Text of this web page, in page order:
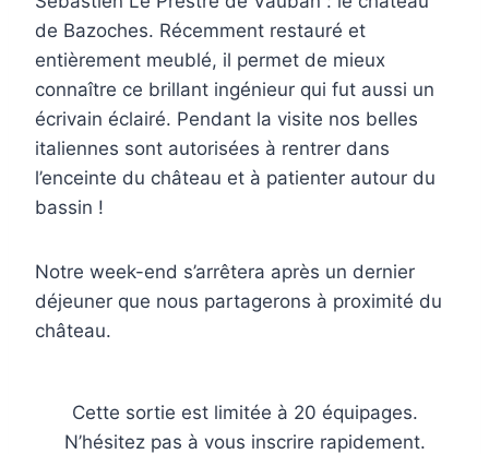
de Bazoches. Récemment restauré et
entièrement meublé, il permet de mieux
connaître ce brillant ingénieur qui fut aussi un
écrivain éclairé. Pendant la visite nos belles
italiennes sont autorisées à rentrer dans
l’enceinte du château et à patienter autour du
bassin !
Notre week-end s’arrêtera après un dernier
déjeuner que nous partagerons à proximité du
château.
Cette sortie est limitée à 20 équipages.
N’hésitez pas à vous inscrire rapidement.